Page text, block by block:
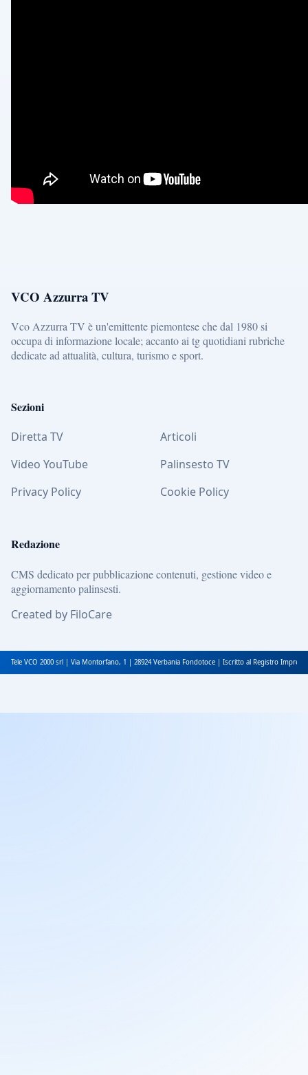
VCO Azzurra TV
Vco Azzurra TV è un'emittente piemontese che dal 1980 si
occupa di informazione locale; accanto ai tg quotidiani rubriche
dedicate ad attualità, cultura, turismo e sport.
Sezioni
Diretta TV
Articoli
Video YouTube
Palinsesto TV
Privacy Policy
Cookie Policy
Redazione
CMS dedicato per pubblicazione contenuti, gestione video e
aggiornamento palinsesti.
Created by FiloCare
Tele VCO 2000 srl | Via Montorfano, 1 | 28924 Verbania Fondotoce | Iscritto al Registro Imprese